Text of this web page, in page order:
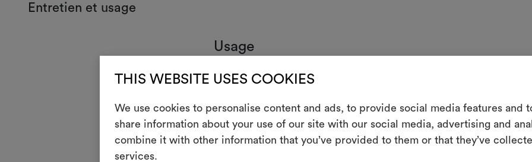
THIS WEBSITE USES COOKIES
We use cookies to personalise content and ads, to provide social media features and
share information about your use of our site with our social media, advertising and
combine it with other information that you’ve provided to them or that they’ve
services.
Entretien et usage
Usage
{
humide, en séchant immédiatement après
m Facile à enlever – ne laisse aucune trace résiduelle sur le mur
Un instrument